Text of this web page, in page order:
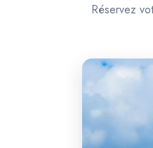
Réservez